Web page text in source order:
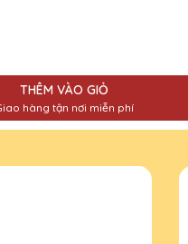
THÊM VÀO GIỎ
hàng tận nơi miễn phí